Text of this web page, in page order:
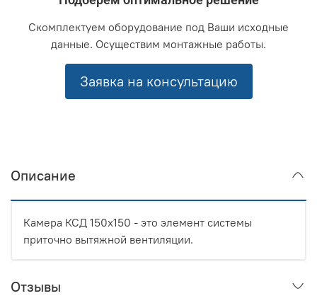
Скомплектуем оборудование под Ваши исходные
данные. Осуществим монтажные работы.
Заявка на консультацию
Описание
Камера КСД 150х150 - это элемент системы
приточно вытяжной вентиляции.
Отзывы